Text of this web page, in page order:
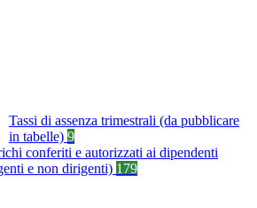
Tassi di assenza trimestrali (da pubblicare
in tabelle) 9
conferiti e autorizzati ai dipendenti
e non dirigenti) 179